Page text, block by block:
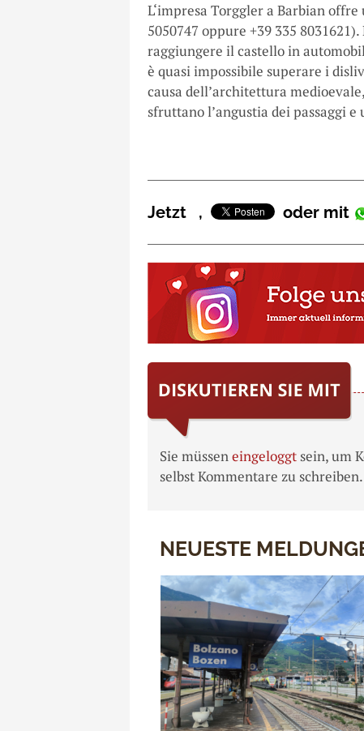
L‘impresa Torggler a Barbian
5050747 oppure +39 335
raggiungere il castello in
è quasi impossibile superare i
causa dell’architettura
sfruttano l’angustia dei passaggi
Jetzt , oder mit
Sie müsseneingeloggt sein, um
selbst Kommentare zu schreiben.
NEUESTE